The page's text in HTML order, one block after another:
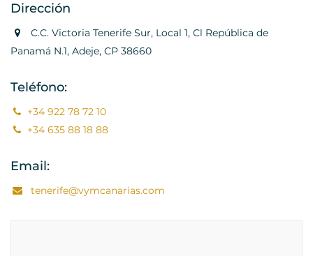
Dirección
C.C. Victoria Tenerife Sur, Local 1, Cl República de
Panamá N.1, Adeje, CP 38660
Teléfono:
+34 922 78 72 10
+34 635 88 18 88
Email:
tenerife@vymcanarias.com